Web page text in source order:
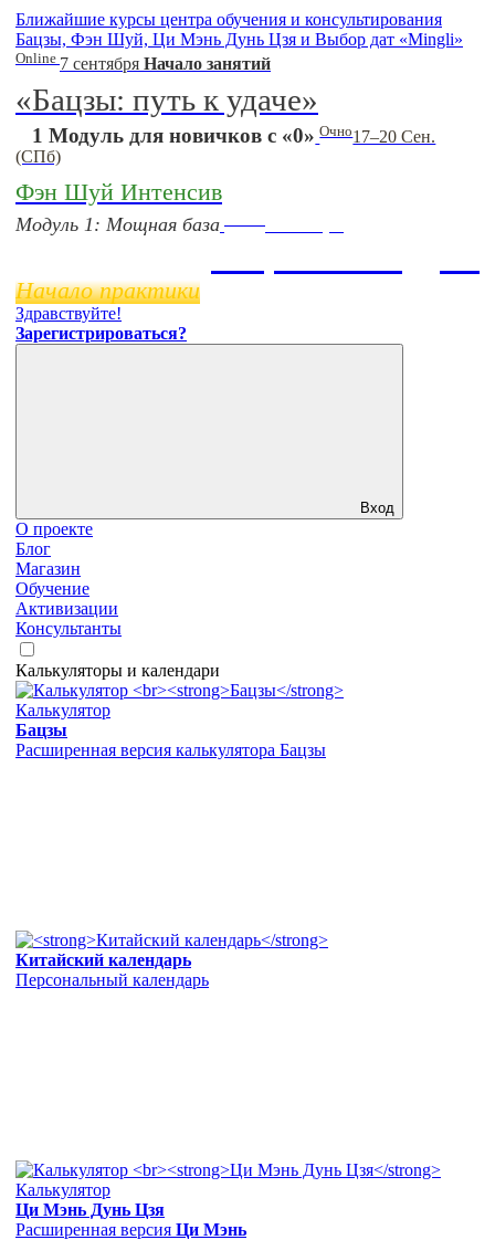
Ближайшие курсы центра обучения и консультирования
Бацзы, Фэн Шуй, Ци Мэнь Дунь Цзя и Выбор дат «Mingli»
Online 7 сентября Начало занятий
«Бацзы: путь к удаче»
1 Модуль для новичков с «0» Очно17–20 Сен.
(СПб)
Фэн Шуй Интенсив
Модуль 1: Мощная база
Начало практики
Здравствуйте!
Зарегистрироваться?
Вход
О проекте
Блог
Магазин
Обучение
Активизации
Консультанты
Калькуляторы и календари
Калькулятор
Бацзы
Расширенная версия калькулятора Бацзы
Китайский календарь
Персональный календарь
Калькулятор
Ци Мэнь Дунь Цзя
Расширенная версия Ци Мэнь